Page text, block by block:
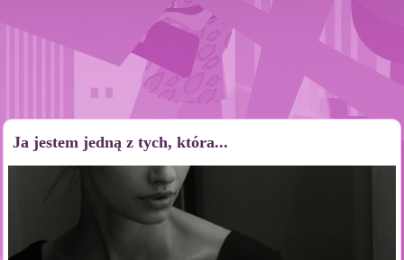
Ja jestem jedną z tych, która...